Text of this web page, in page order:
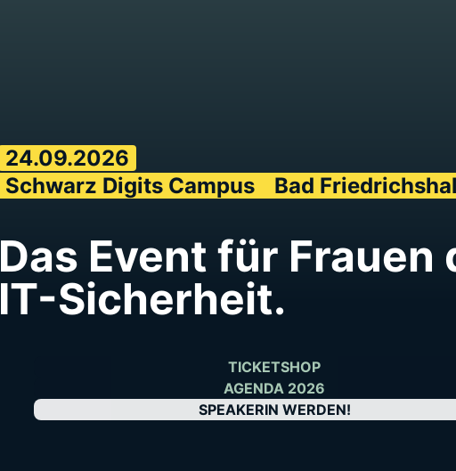
24.09.2026
Schwarz Digits Campus
Bad
Das Event für Frauen
IT-Sicher­heit.
TICKETSHOP
AGENDA 2026
SPEAKERIN WERDEN!